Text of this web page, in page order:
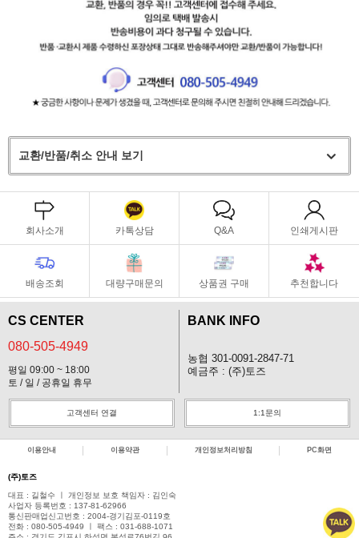
교환/반품/취소 안내 보기
회사소개 카톡상담 Q&A 인쇄게시판
배송조회 대량구매문의 상품권 구매 추천합니다
CS CENTER
080-505-4949
평일 09:00 ~ 18:00
토 / 일 / 공휴일 휴무
BANK INFO
농협 301-0091-2847-71
예금주 : (주)토즈
고객센터 연결 1:1문의
이용안내 이용약관 개인정보처리방침 PC화면
(주)토즈
대표 : 길철수 ㅣ 개인정보 보호 책임자 : 김인숙
사업자 등록번호 : 137-81-62966
통신판매업신고번호 : 2004-경기김포-0119호
전화 : 080-505-4949 ㅣ 팩스 : 031-688-1071